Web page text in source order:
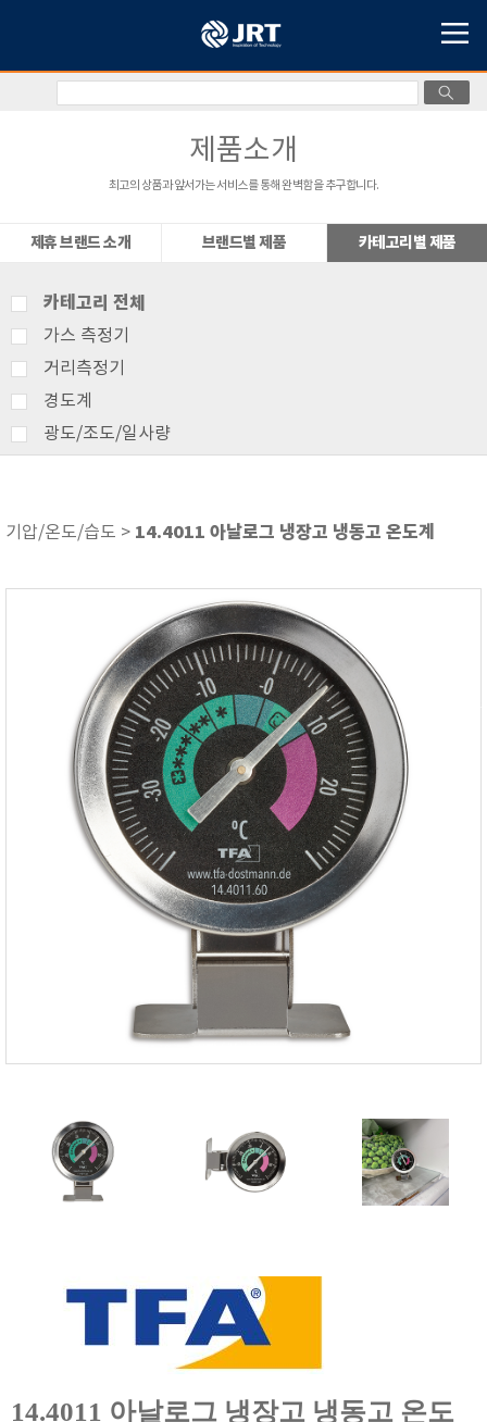
제품소개
최고의 상품과 앞서가는 서비스를 통해 완벽함을 추구합니다.
제휴 브랜드 소개 브랜드별 제품 카테고리별 제품
카테고리 전체
가스 측정기
거리측정기
경도계
광도/조도/일사량
기타
뒤틀림 측정
레멜 측정기
방전/정전기
색차/광택/분광광도
센서/전극/시약
소음/진동계
수분 측정기
수질측정기
압력/진공/차압계
저울/인장압축기
전기 계측
점도계
파티클카운터
편광계/밀도계
풍속/유속계
기압/온도/습도 > 14.4011 아날로그 냉장고 냉동고 온도계
14.4011 아날로그 냉장고 냉동고 온도